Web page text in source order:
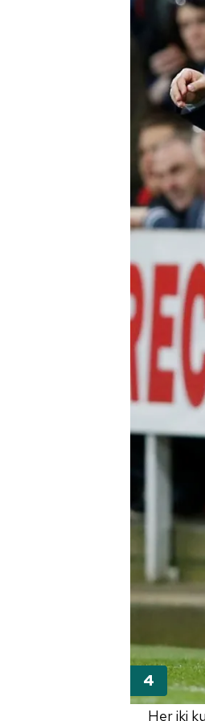
Her iki